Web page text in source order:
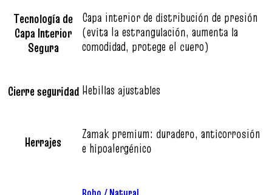
Tecnología de
Capa Interior
Segura
Capa interior de distribución de presión
(evita la estrangulación, aumenta la
comodidad, protege el cuero)
Cierre seguridad Hebillas ajustables
Herrajes
Zamak premium: duradero, anticorrosión
e hipoalergénico